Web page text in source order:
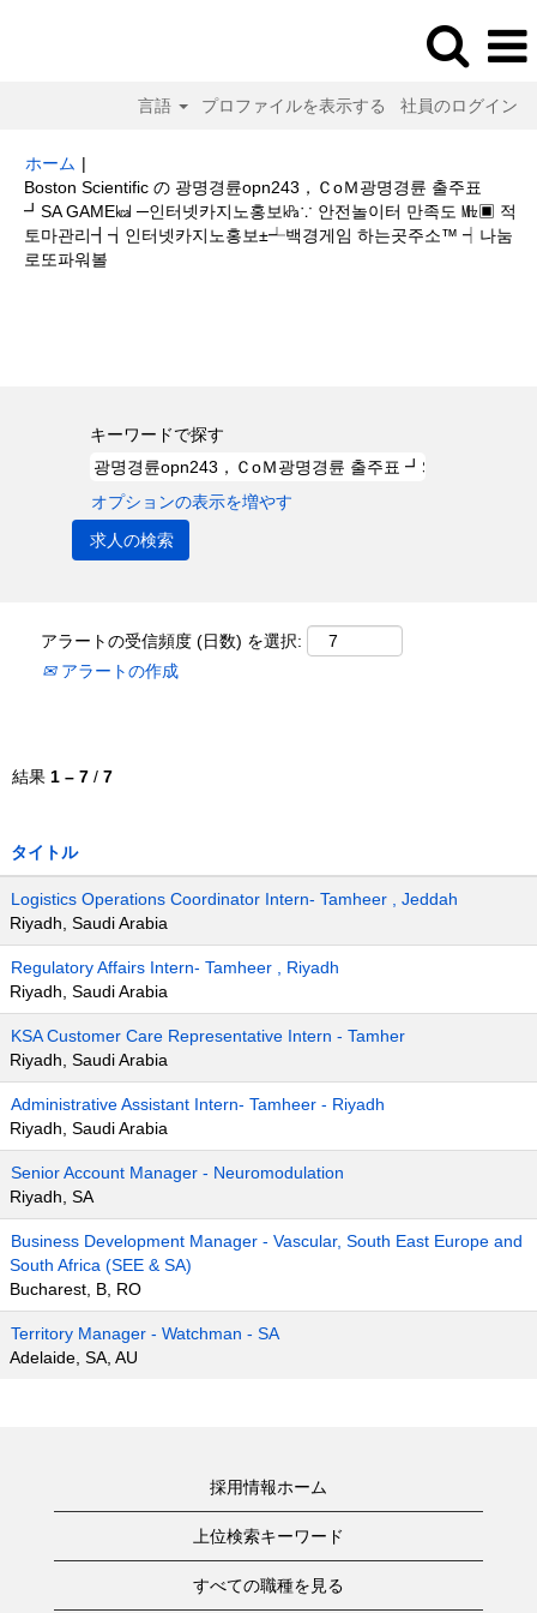
言語 プロファイルを表示する 社員のログイン
ホーム |
Boston Scientific の 광명경륜opn243，ＣoＭ광명경륜 출주표
┛SA GAME㎉ ─인터넷카지노홍보㎪∵ 안전놀이터 만족도 ㎒▣ 적
토마관리┫┪인터넷카지노홍보±┵백경게임 하는곳주소™ ┥나눔
로또파워볼
キーワードで探す
オプションの表示を増やす
アラートの受信頻度 (日数) を選択:
アラートの作成
結果 1 – 7 / 7
タイトル
Logistics Operations Coordinator Intern- Tamheer , Jeddah
Riyadh, Saudi Arabia
Regulatory Affairs Intern- Tamheer , Riyadh
Riyadh, Saudi Arabia
KSA Customer Care Representative Intern - Tamher
Riyadh, Saudi Arabia
Administrative Assistant Intern- Tamheer - Riyadh
Riyadh, Saudi Arabia
Senior Account Manager - Neuromodulation
Riyadh, SA
Business Development Manager - Vascular, South East Europe and
South Africa (SEE & SA)
Bucharest, B, RO
Territory Manager - Watchman - SA
Adelaide, SA, AU
採用情報ホーム
上位検索キーワード
すべての職種を見る